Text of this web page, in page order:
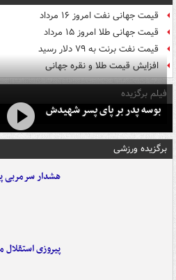
قیمت جهانی نفت امروز ۱۶ مرداد
قیمت جهانی طلا امروز ۱۵ مرداد
قیمت نفت برنت به ۷۹ دلار رسید
افزایش قیمت طلا و نقره جهانی
فیلم برگزیده
بوسه‌ پدر بر پای پسر شهیدش
برگزیده ورزشی
هشدار سرمربی
پیروزی